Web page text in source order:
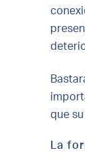
que
La